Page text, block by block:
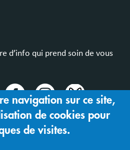
d’info qui prend soin de vous
légales |
conforme
navigation sur ce site,
de cookies pour
de visites.